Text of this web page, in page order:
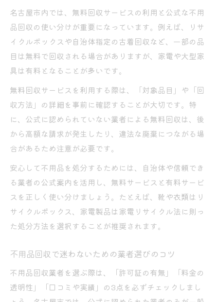
不用品回収サービス選びで知っておきたい
基礎知識
家電や衣類も安心の不用品回収最新トレン
ド
策
名古屋市で安心できる処分方法のご紹介
不用品回収で安心できる処分方法の選び方
名古屋市の不用品回収ルールと手続き方法
家電・衣類処分で知るべき不用品回収ポイ
ント
安心を重視した不用品回収サービスの利用
法
不用品回収活用で快適な住まいづくりを実
名古屋市内では、無料回収サービスの利用と公式な不用
品回収の使い分けが重要になっています。例えば、リサ
イクルボックスや自治体指定の古着回収など、一部の品
目は無料で回収される場合がありますが、家電や大型家
具は有料となることが多いです。
無料回収サービスを利用する際は、「対象品目」や「回
収方法」の詳細を事前に確認することが大切です。特
に、公式に認められていない業者による無料回収は、後
から高額な請求が発生したり、違法な廃棄につながる場
合があるため注意が必要です。
安心して不用品を処分するためには、自治体や信頼でき
る業者の公式案内を活用し、無料サービスと有料サービ
スを正しく使い分けましょう。たとえば、靴や衣類はリ
サイクルボックス、家電製品は家電リサイクル法に則っ
た処分方法を選択することが推奨されます。
不用品回収で迷わないための業者選びのコツ
不用品回収業者を選ぶ際は、「許可証の有無」「料金の
透明性」「口コミや実績」の3点を必ずチェックしまし